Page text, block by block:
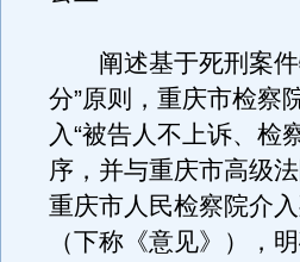
阐述基于死刑案件
分”原则，重庆市检察
入“被告人不上诉、检
序，并与重庆市高级
重庆市人民检察院介
（下称《意见》），